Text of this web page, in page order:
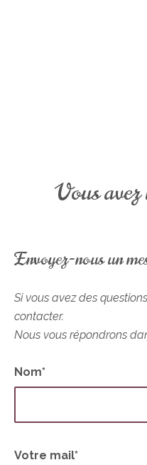
Vous
Envoyez-nous un
Si vous avez des
contacter.
Nous vous répondrons
Nom*
Votre mail*